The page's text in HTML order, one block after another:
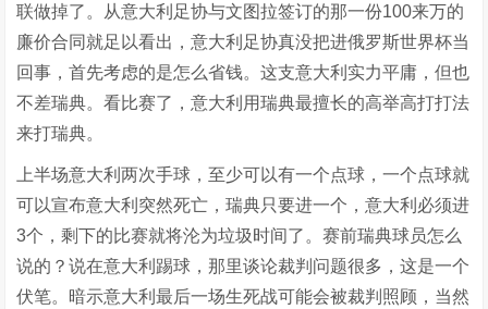
联做掉了。从意大利足协与文图拉签订的那一份100来万的
廉价合同就足以看出，意大利足协真没把进俄罗斯世界杯当
回事，首先考虑的是怎么省钱。这支意大利实力平庸，但也
不差瑞典。看比赛了，意大利用瑞典最擅长的高举高打打法
来打瑞典。
上半场意大利两次手球，至少可以有一个点球，一个点球就
可以宣布意大利突然死亡，瑞典只要进一个，意大利必须进
3个，剩下的比赛就将沦为垃圾时间了。赛前瑞典球员怎么
说的？说在意大利踢球，那里谈论裁判问题很多，这是一个
伏笔。暗示意大利最后一场生死战可能会被裁判照顾，当然